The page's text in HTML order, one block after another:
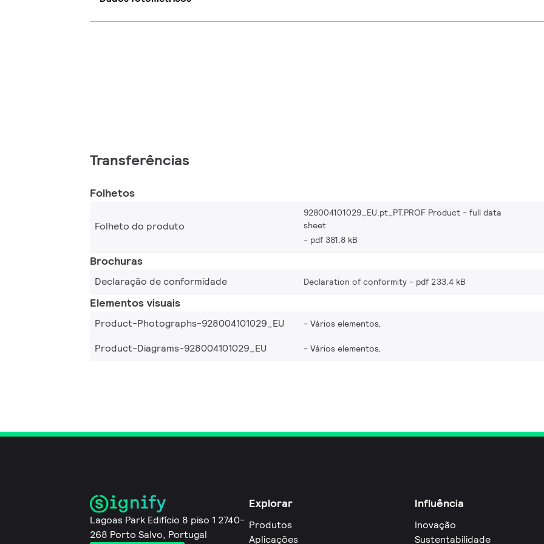
Transferências
Folhetos
Folheto do produto
928004101029_EU.pt_PT.PROF Product - full data
sheet
pdf 381.8 kB
Brochuras
Declaração de conformidade Declaration of conformity pdf 233.4 kB
Elementos visuais
Product-Photographs-928004101029_EU Vários elementos,
Product-Diagrams-928004101029_EU Vários elementos,
Lagoas Park Edifício 8 piso 1 2740-
268 Porto Salvo, Portugal
Explorar
Produtos
Aplicações
Influência
Inovação
Sustentabilidade